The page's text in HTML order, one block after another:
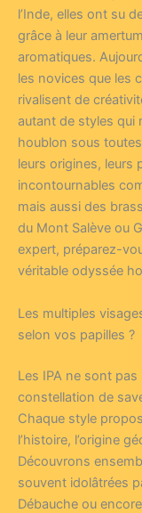
l’Inde, elles ont su
grâce à leur
aromatiques.
les novices que les
rivalisent de
autant de styles qui
houblon sous
leurs origines, leurs
incontournables
mais aussi des
du Mont Salève ou
expert, préparez-
véritable odyssée
Les multiples
selon vos papilles ?
Les IPA ne sont
constellation de
Chaque style
l’histoire, l’origine
Découvrons
souvent idolâtrées
Débauche ou